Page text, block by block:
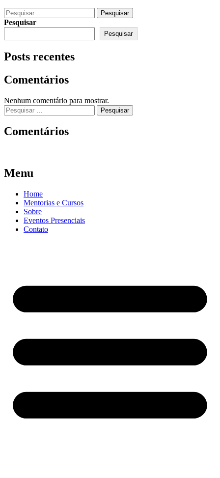
Pesquisar
por:
Pesquisar
Pesquisar
Posts recentes
Comentários
Nenhum comentário para mostrar.
Pesquisar
por:
Comentários
Menu
Home
Mentorias e Cursos
Sobre
Eventos Presenciais
Contato